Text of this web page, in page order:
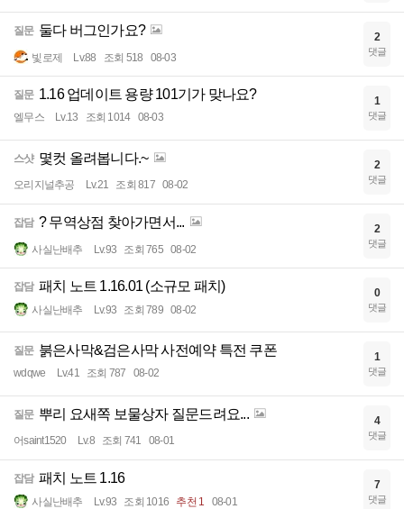
질문 둘다 버그인가요?
빛로제 Lv.88 조회 518 08-03
2
댓글
질문 1.16 업데이트 용량 101기가 맞나요?
엘무스 Lv.13 조회 1014 08-03
1
댓글
스샷 몇컷 올려봅니다.~
오리지널추공 Lv.21 조회 817 08-02
2
댓글
잡담 ? 무역상점 찾아가면서...
사실난배추 Lv.93 조회 765 08-02
2
댓글
잡담 패치 노트 1.16.01 (소규모 패치)
사실난배추 Lv.93 조회 789 08-02
0
댓글
질문 붉은사막&검은사막 사전예약 특전 쿠폰
wdqwe Lv.41 조회 787 08-02
1
댓글
질문 뿌리 요새쪽 보물상자 질문드려요...
어saint1520 Lv.8 조회 741 08-01
4
댓글
잡담 패치 노트 1.16
사실난배추 Lv.93 조회 1016 추천 1 08-01
7
댓글